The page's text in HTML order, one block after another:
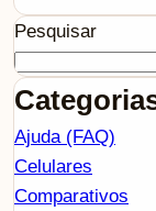
Pesquisar
Ajuda (FAQ)
Celulares
Comparativos